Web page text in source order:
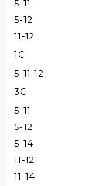
5-11
5-12
11-12
1€
5-11-12
3€
5-11
5-12
5-14
11-12
11-14